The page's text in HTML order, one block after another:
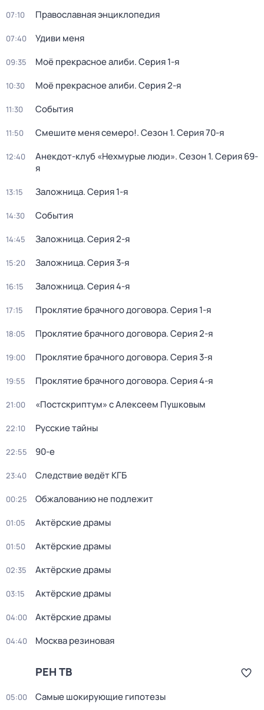
07:10 Православная энциклопедия
07:40 Удиви меня
09:35 Моё прекрасное алиби. Серия 1-я
10:30 Моё прекрасное алиби. Серия 2-я
11:30 События
11:50 Смешите меня семеро!. Сезон 1. Серия 70-я
12:40 Анекдот-клуб «Нехмурые люди». Сезон 1. Серия 69-
я
13:15 Заложница. Серия 1-я
14:30 События
14:45 Заложница. Серия 2-я
15:20 Заложница. Серия 3-я
16:15 Заложница. Серия 4-я
17:15 Проклятие брачного договора. Серия 1-я
18:05 Проклятие брачного договора. Серия 2-я
19:00 Проклятие брачного договора. Серия 3-я
19:55 Проклятие брачного договора. Серия 4-я
21:00 «Постскриптум» с Алексеем Пушковым
22:10 Русские тайны
22:55 90-е
23:40 Следствие ведёт КГБ
00:25 Обжалованию не подлежит
01:05 Актёрские драмы
01:50 Актёрские драмы
02:35 Актёрские драмы
03:15 Актёрские драмы
04:00 Актёрские драмы
04:40 Москва резиновая
РЕН ТВ
05:00 Самые шoкиpующие гипотезы